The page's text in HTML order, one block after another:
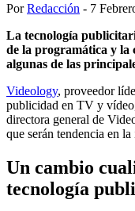
PorRedacción - 7
La tecnología
de la programática y la
algunas de las
Videology, proveedor
publicidad en TV y
directora general de
que serán tendencia en
Un cambio
tecnología